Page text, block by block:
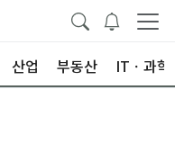
산업 부동산 ITㆍ과학